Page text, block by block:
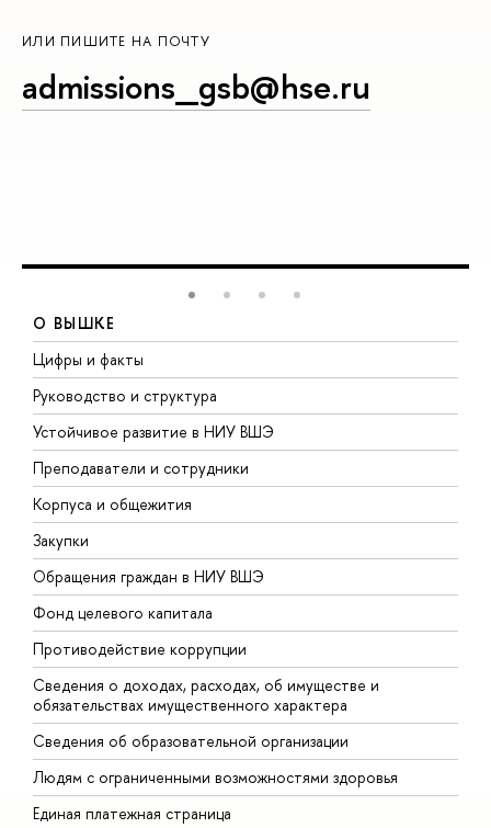
ИЛИ ПИШИТЕ НА ПОЧТУ
admissions_gsb@hse.ru
О ВЫШКЕ
Цифры и факты
Руководство и структура
Устойчивое развитие в НИУ ВШЭ
Преподаватели и сотрудники
Корпуса и общежития
Закупки
Обращения граждан в НИУ ВШЭ
Фонд целевого капитала
Противодействие коррупции
Сведения о доходах, расходах, об имуществе и
обязательствах имущественного характера
Сведения об образовательной организации
Людям с ограниченными возможностями здоровья
Единая платежная страница